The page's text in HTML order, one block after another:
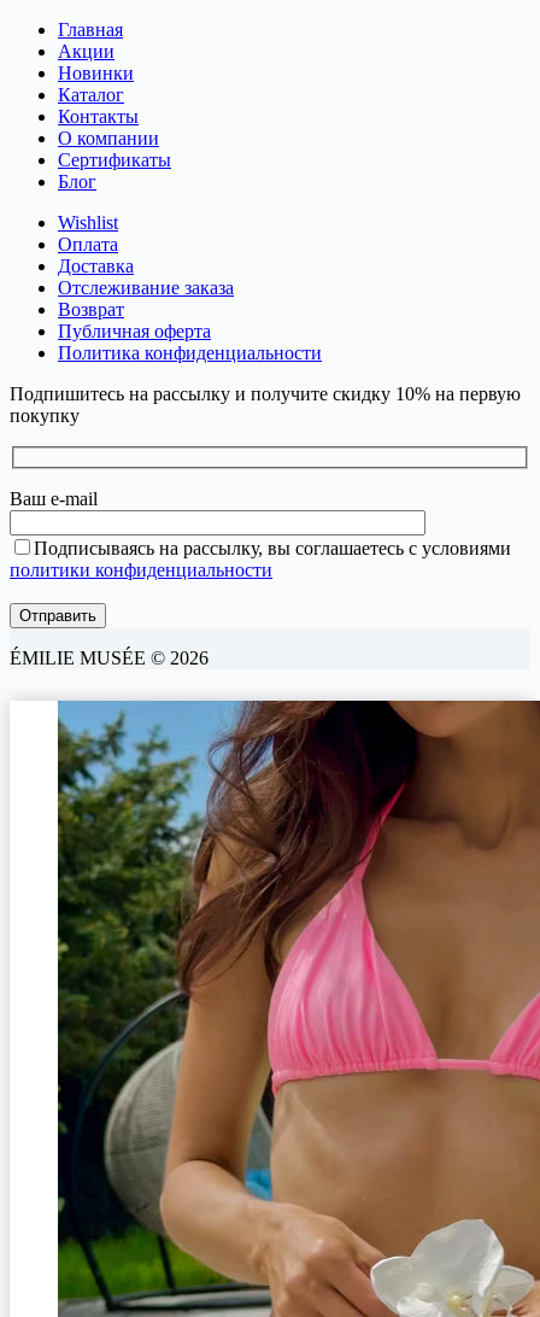
Главная
Акции
Новинки
Каталог
Контакты
О компании
Сертификаты
Блог
Wishlist
Оплата
Доставка
Отслеживание заказа
Возврат
Публичная оферта
Политика конфиденциальности
Подпишитесь на рассылку и получите скидку 10% на первую
покупку
Ваш e-mail
Подписываясь на рассылку, вы соглашаетесь с условиями
политики конфиденциальности
ÉMILIE MUSÉE © 2026